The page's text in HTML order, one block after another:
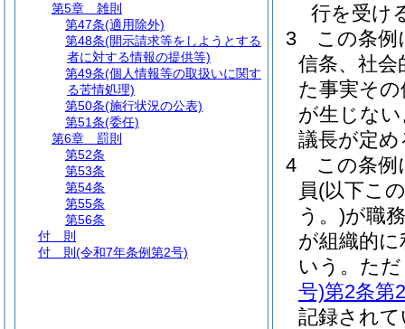
行を受け
3
この条例
信条、社会
た事実そ
が生じな
議長が定
4
この条例
員(以下こ
う。)が職
が組織的
いう。 た
号)第2条第
記録され
第5章
雑則
第47条(適用除外)
第48条(開示請求等をしようとする
者に対する情報の提供等)
第49条(個人情報等の取扱いに関す
る苦情処理)
第50条(施行状況の公表)
第51条(委任)
第6章
罰則
第52条
第53条
第54条
第55条
第56条
付 則
付 則 (令和7年条例第2号)